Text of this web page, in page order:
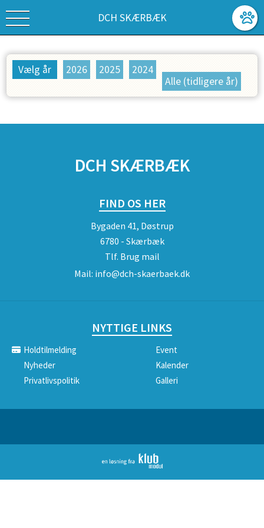
DCH SKÆRBÆK
Vælg år 2026 2025
2024
Alle (tidligere år)
DCH SKÆRBÆK
FIND OS HER
Bygaden 41, Døstrup
6780 - Skærbæk
Tlf. Brug mail
Mail: info@dch-skaerbaek.dk
NYTTIGE LINKS
Holdtilmelding
Event
Nyheder
Kalender
Privatlivspolitik
Galleri